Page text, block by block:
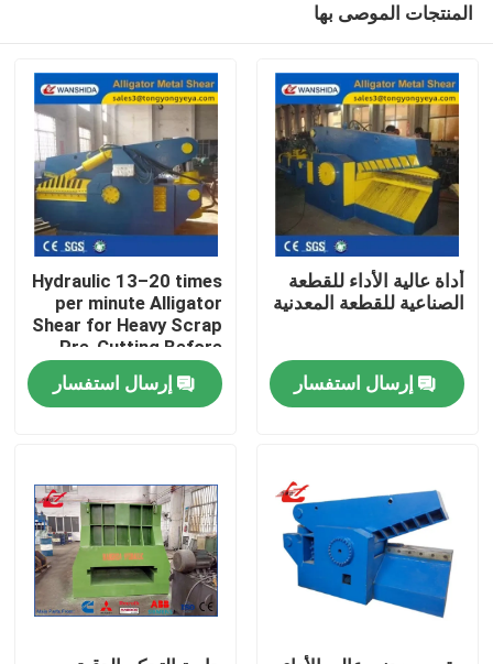
المنزل
المنتجات
حولنا
المنتجات الموصى بها
أداة عالية الأداء للقطعة
الصناعية للقطعة المعدنية
إرسال استفسار
Hydraulic 13–20 times
per minute Alligator
Shear for Heavy Scrap
Pre-Cutting Before
Baling and Furnace
Feedingإرسال استفسار